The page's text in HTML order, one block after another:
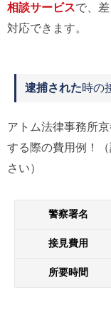
相談サービスで、
対応できます。
逮捕された時の
アトム法律事務所
する際の費用例！
さい）
警察署名
接見費用
所要時間